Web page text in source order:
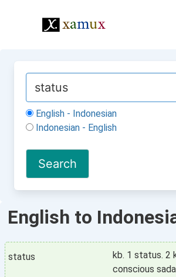
English - Indonesian
Indonesian - English
English to
status
kb. 1 status. 2
conscious